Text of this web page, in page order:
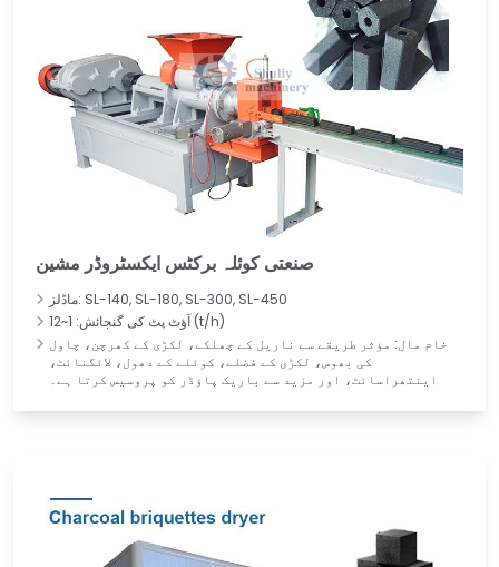
صنعتی کوئلہ برکٹس ایکسٹروڈر مشین
ماڈلز: SL-140, SL-180, SL-300, SL-450
آؤٹ پٹ کی گنجائش: 1~12 (t/h)
خام مال: مؤثر طریقے سے ناریل کے چھلکے، لکڑی کے کھرچن، چاول
کی بھوس، لکڑی کے فضلے، کوئلے کے دھول، لائگنائٹ،
اینتھراسائٹ، اور مزید سے باریک پاؤڈر کو پروسیس کرتا ہے۔